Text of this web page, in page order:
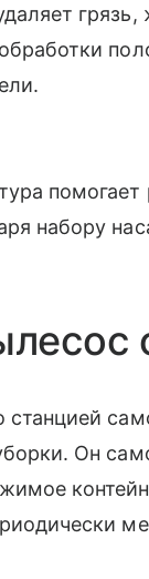
помогает
набору
станцией
Он